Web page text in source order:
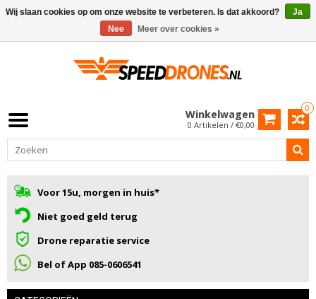
0
Winkelwagen
0 Artikelen / €0,00
Voor 15u, morgen in huis*
Niet goed geld terug
Drone reparatie service
Bel of App 085-0606541
Wij slaan cookies op om onze website te verbeteren. Is dat akkoord?
Ja
Nee
Meer over cookies »